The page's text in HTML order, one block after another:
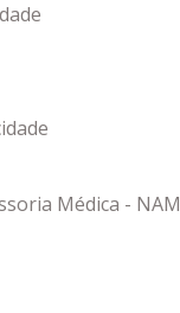
Médica - NAM